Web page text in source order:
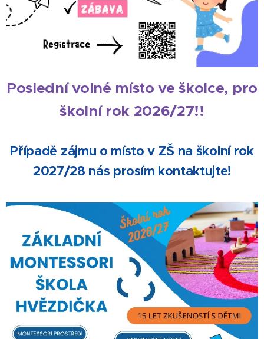
Poslední volné místo ve školce, pro
školní rok 2026/27!!
Případě zájmu o místo v ZŠ na školní rok
2027/28 nás prosím kontaktujte!